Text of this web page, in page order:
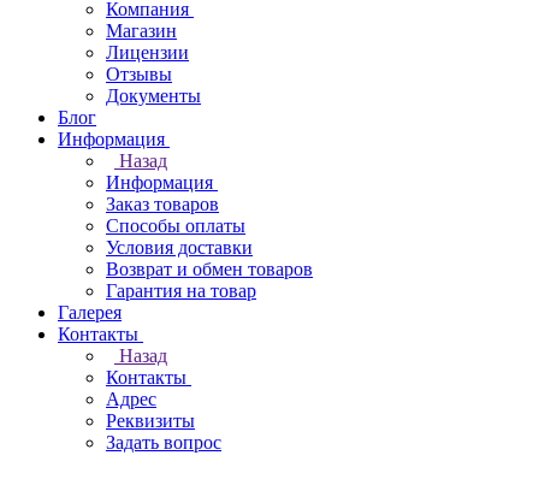
Компания
Магазин
Лицензии
Отзывы
Документы
Блог
Информация
Назад
Информация
Заказ товаров
Способы оплаты
Условия доставки
Возврат и обмен товаров
Гарантия на товар
Галерея
Контакты
Назад
Контакты
Адрес
Реквизиты
Задать вопрос